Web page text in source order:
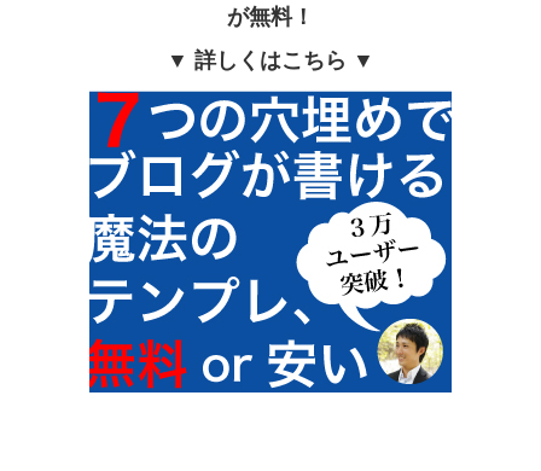
が無料！
▼ 詳しくはこちら ▼